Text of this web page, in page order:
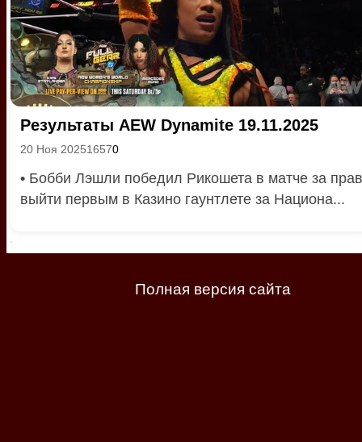
Результаты AEW Dynamite 19.11.2025
20 Ноя 202516570
• Бобби Лэшли победил Рикошета в матче за
выйти первым в Казино гаунтлете за Национа...
Полная версия сайта